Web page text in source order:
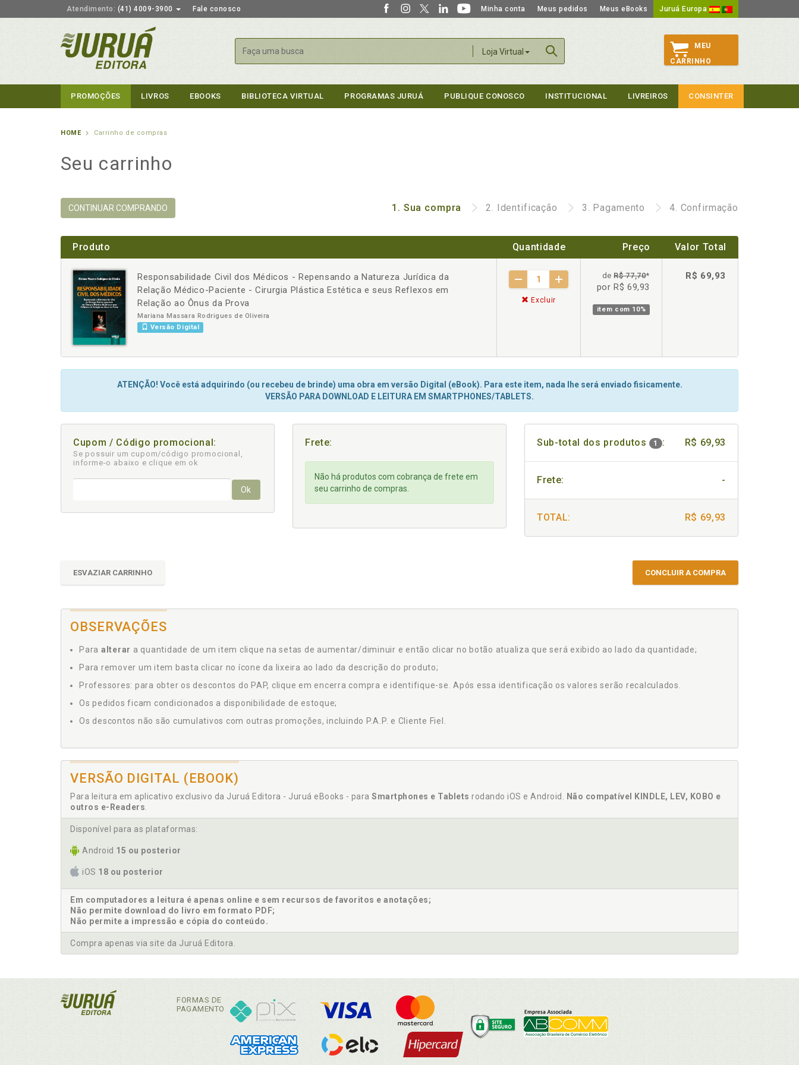
Atendimento: (41) 4009-3900 Fale conosco Minha conta Meus pedidos Meus eBooks Juruá Europa
Loja Virtual
Buscar
MEU
CARRINHO
PROMOÇÕES LIVROS EBOOKS BIBLIOTECA VIRTUAL PROGRAMAS JURUÁ PUBLIQUE CONOSCO INSTITUCIONAL LIVREIROS CONSINTER
HOME Carrinho de compras
Seu carrinho
CONTINUAR COMPRANDO 1. Sua compra 2. Identificação 3. Pagamento 4. Confirmação
Produto Quantidade Preço Valor Total
Responsabilidade Civil dos Médicos - Repensando a Natureza Jurídica da
Relação Médico-Paciente - Cirurgia Plástica Estética e seus Reflexos em
Relação ao Ônus da Prova
Mariana Massara Rodrigues de Oliveira
Versão Digital
- +
Excluir
deR$ 77,70*
por R$ 69,93
item com 10%
R$ 69,93
ATENÇÃO! Você está adquirindo (ou recebeu de brinde) uma obra em versão Digital (eBook). Para este item, nada lhe será enviado fisicamente.
VERSÃO PARA DOWNLOAD E LEITURA EM SMARTPHONES/TABLETS.
Cupom / Código promocional:
Se possuir um cupom/código promocional,
informe-o abaixo e clique em ok
Ok
Frete:
Não há produtos com cobrança de frete em
seu carrinho de compras.
Sub-total dos produtos 1 : R$ 69,93
Frete: -
TOTAL: R$ 69,93
ESVAZIAR CARRINHO CONCLUIR A COMPRA
OBSERVAÇÕES
Para alterar a quantidade de um item clique na setas de aumentar/diminuir e então clicar no botão atualiza que será exibido ao lado da quantidade;
Para remover um item basta clicar no ícone da lixeira ao lado da descrição do produto;
Professores: para obter os descontos do PAP, clique em encerra compra e identifique-se. Após essa identificação os valores serão recalculados.
Os pedidos ficam condicionados a disponibilidade de estoque;
Os descontos não são cumulativos com outras promoções, incluindo P.A.P. e Cliente Fiel.
VERSÃO DIGITAL (EBOOK)
Para leitura em aplicativo exclusivo da Juruá Editora - Juruá eBooks - para Smartphones e Tablets rodando iOS e Android.
Não compatível KINDLE, LEV, KOBO e
outros e-Readers
Disponível para as plataformas:
Android 15 ou posterior
iOS 18 ou posterior
Em computadores a leitura é apenas online e sem recursos de favoritos e anotações;
Não permite download do livro em formato PDF;
Não permite a impressão e cópia do conteúdo.
Compra apenas via site da Juruá Editora.
FORMAS DE
PAGAMENTO